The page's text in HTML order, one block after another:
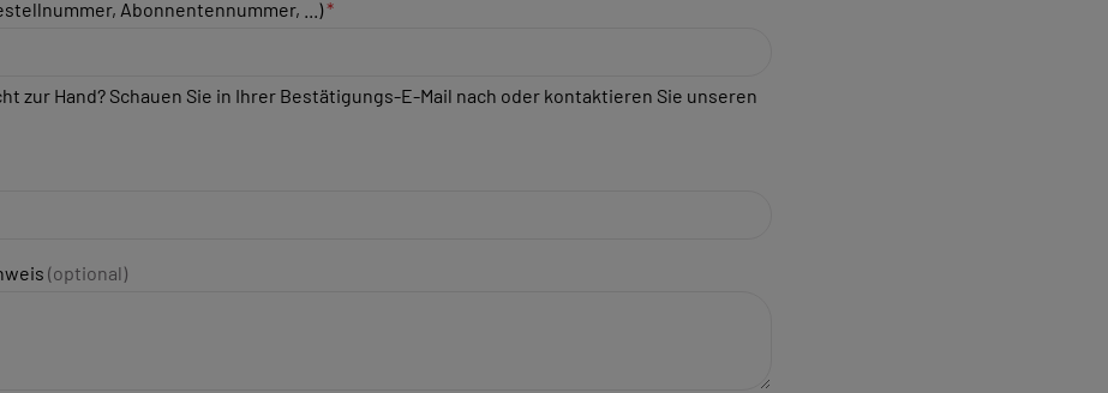
Abonnentennummer, ...)*
zur Hand? Schauen Sie in Ihrer Bestätigungs-E-Mail nach oder kontaktieren Sie unseren
(optional)